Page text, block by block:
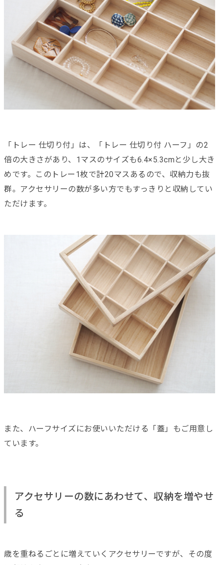
「トレー 仕切り付」は、「トレー 仕切り付 ハーフ」の2
倍の大きさがあり、1マスのサイズも6.4×5.3cmと少し大き
めです。このトレー1枚で計20マスあるので、収納力も抜
群。アクセサリーの数が多い方でもすっきりと収納してい
ただけます。
また、ハーフサイズにお使いいただける「蓋」もご用意し
ています。
アクセサリーの数にあわせて、収納を増やせ
る
歳を重ねるごとに増えていくアクセサリーですが、その度